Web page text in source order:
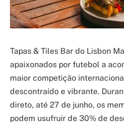
Tapas & Tiles Bar do Lisbon
apaixonados por futebol a
maior competição
descontraído e vibrante.
direto, até 27 de junho, os
podem usufruir de 30% de